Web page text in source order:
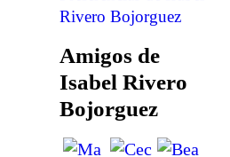
Rivero Bojorguez
Amigos de
Isabel Rivero
Bojorguez